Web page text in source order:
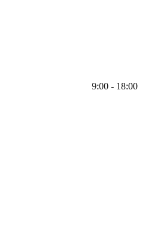
9:00 - 18:00